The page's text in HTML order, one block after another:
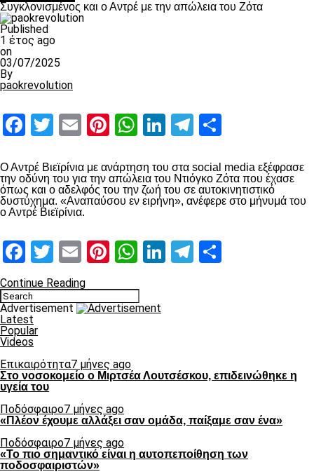
Συγκλονισμένος και ο Αντρέ με την απώλεια του Ζότα
Published
1 έτος ago
on
03/07/2025
By
paokrevolution
Facebook
Twitter
EmailPinterest
WhatsApp
LinkedIn
Telegram
Ο Αντρέ Βιεϊρίνια με ανάρτηση του στα social media εξέφρασε
την οδύνη του για την απώλεια του Ντιόγκο Ζότα που έχασε
όπως και ο αδελφός του την ζωή του σε αυτοκινητιστικό
δυστύχημα. «Αναπαύσου εν ειρήνη», ανέφερε στο μήνυμά του
ο Αντρέ Βιεϊρίνια.
Facebook
Twitter
EmailPinterest
WhatsApp
LinkedIn
Telegram
Continue Reading
Advertisement
Latest
Popular
Videos
Επικαιρότητα7 μήνες ago
Στο νοσοκομείο ο Μιρτσέα Λουτσέσκου, επιδεινώθηκε η
υγεία του
Ποδόσφαιρο7 μήνες ago
«Πλέον έχουμε αλλάξει σαν ομάδα, παίξαμε σαν ένα»
Ποδόσφαιρο7 μήνες ago
«Το πιο σημαντικό είναι η αυτοπεποίθηση των
ποδοσφαιριστών»